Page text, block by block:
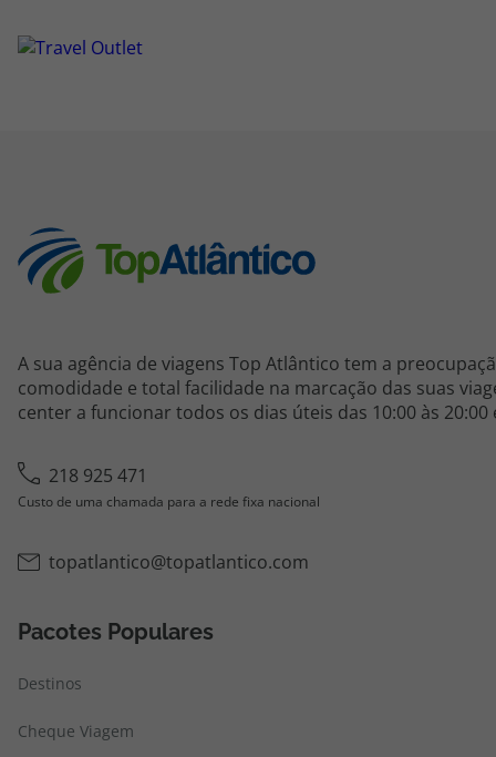
A sua agência de viagens Top Atlântico tem a
comodidade e total facilidade na marcação das suas
center a funcionar todos os dias úteis das 10:00 às 20:00
218 925 471
Custo de uma chamada para a rede fixa nacional
topatlantico@topatlantico.com
Pacotes Populares
Destinos
Cheque Viagem